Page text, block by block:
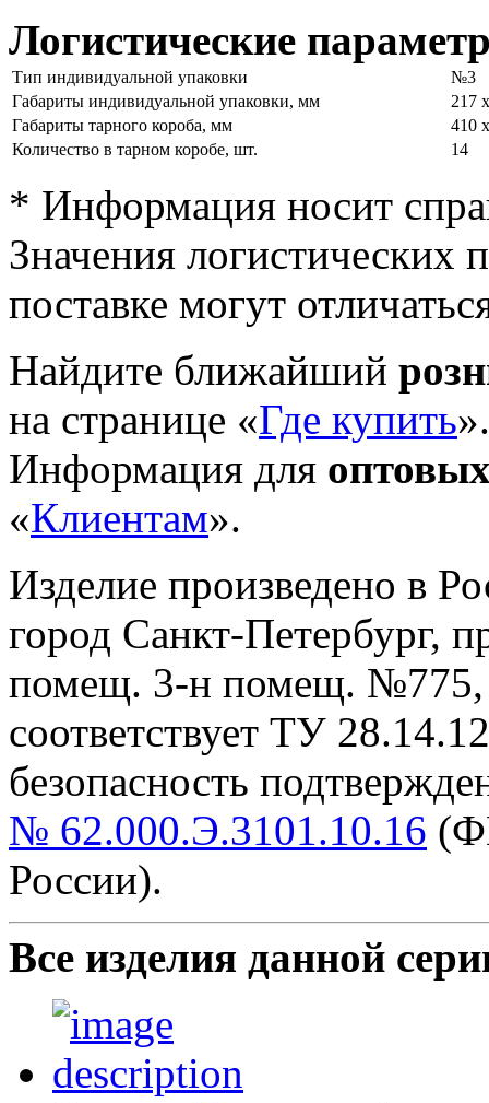
Логистические
Тип индивидуальной упаковки
№3
Габариты индивидуальной упаковки, мм
217
Габариты тарного короба, мм
410
Количество в тарном коробе, шт.
14
* Информация носит
Значения логистических
поставке могут
Найдите ближайший
на странице «Где купить».
Информация для
«Клиентам».
Изделие произведено в
город Санкт-Петербург,
помещ. 3-н помещ. №775,
cоответствует ТУ
безопасность
№ 62.000.Э.3101.10.16
России).
Все изделия данной